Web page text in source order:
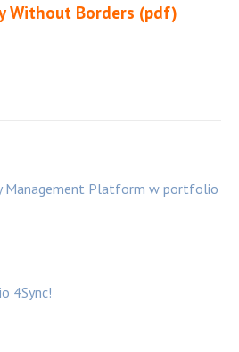
Without Borders (pdf)
Management Platform w portfolio
4Sync!